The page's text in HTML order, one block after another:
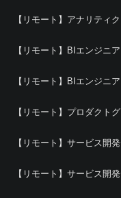
【リモート】アナリティ
【リモート】BIエンジニ
【リモート】BIエンジニ
【リモート】プロダクト
【リモート】サービス開
【リモート】サービス開